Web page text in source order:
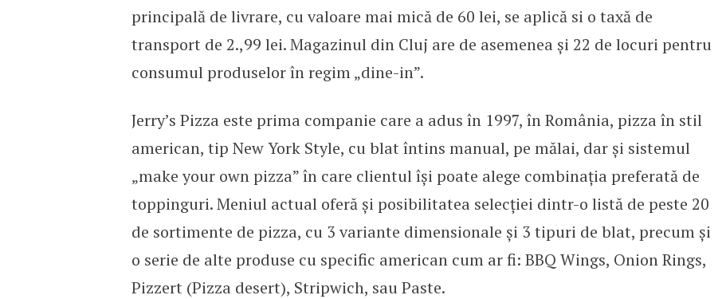
principală de livrare, cu valoare mai mică de 60 lei, se aplică si o taxă de
transport de 2.,99 lei. Magazinul din Cluj are de asemenea și 22 de locuri pentru
consumul produselor în regim „dine-in”.
Jerry’s Pizza este prima companie care a adus în 1997, în România, pizza în stil
american, tip New York Style, cu blat întins manual, pe mălai, dar și sistemul
„make your own pizza” în care clientul își poate alege combinația preferată de
toppinguri. Meniul actual oferă și posibilitatea selecției dintr-o listă de peste 20
de sortimente de pizza, cu 3 variante dimensionale și 3 tipuri de blat, precum și
o serie de alte produse cu specific american cum ar fi: BBQ Wings, Onion Rings,
Pizzert (Pizza desert), Stripwich, sau Paste.